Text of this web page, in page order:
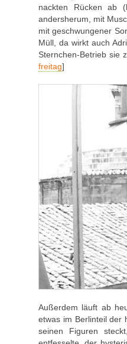
nackten Rücken ab
andersherum, mit
mit geschwungener
Müll, da wirkt auch
Sternchen-Betrieb sie
freitag]
Außerdem läuft ab
etwas im Berlinteil der
seinen Figuren